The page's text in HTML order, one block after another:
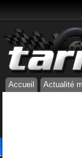
Accueil Actualité